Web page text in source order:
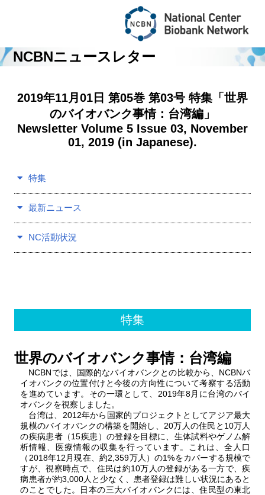
About NCBN
NewsLetter
News & Topics
関連サイト
ENGLISH
NCBNニュースレター
2019年11月01日 第05巻 第03号 特集「世界
のバイオバンク事情：台湾編」
Newsletter Volume 5 Issue 03, November
01, 2019 (in Japanese).
特集
最新ニュース
NC活動状況
特集
世界のバイオバンク事情：台湾編
NCBNでは、国際的なバイオバンクとの比較から、NCBNバ
イオバンクの位置付けと今後の方向性について考察する活動
を進めています。その一環として、2019年8月に台湾のバイ
オバンクを視察しました。
台湾は、2012年から国家的プロジェクトとしてアジア最大
規模のバイオバンクの構築を開始し、20万人の住民と10万人
の疾病患者（15疾患）の登録を目標に、生体試料やゲノム解
析情報、医療情報の収集を行っています。これは、全人口
（2018年12月現在、約2,359万人）の1%をカバーする規模で
すが、視察時点で、住民は約10万人の登録がある一方で、疾
病患者が約3,000人と少なく、患者登録は難しい状況にあると
のことでした。日本の三大バイオバンクには、住民型の東北